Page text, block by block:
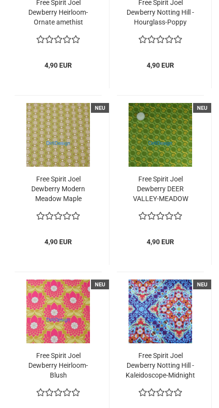
Free Spirit Joel
Dewberry Heirloom-
Ornate amethist
4,90 EUR
Free Spirit Joel
Dewberry Notting Hill -
Hourglass-Poppy
4,90 EUR
NEU
Free Spirit Joel
Dewberry Modern
Meadow Maple
4,90 EUR
NEU
Free Spirit Joel
Dewberry DEER
VALLEY-MEADOW
4,90 EUR
NEU
Free Spirit Joel
Dewberry Heirloom-
Blush
NEU
Free Spirit Joel
Dewberry Notting Hill -
Kaleidoscope-Midnight